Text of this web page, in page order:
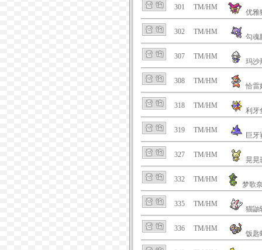
301 TM/HM
优雅
302 TM/HM
勾魂
307 TM/HM
玛沙
308 TM/HM
恰雷
318 TM/HM
利牙
319 TM/HM
巨牙
327 TM/HM
晃晃
332 TM/HM
梦歌
335 TM/HM
猫鼬
336 TM/HM
饭匙